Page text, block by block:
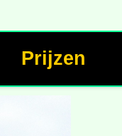
Prijzen